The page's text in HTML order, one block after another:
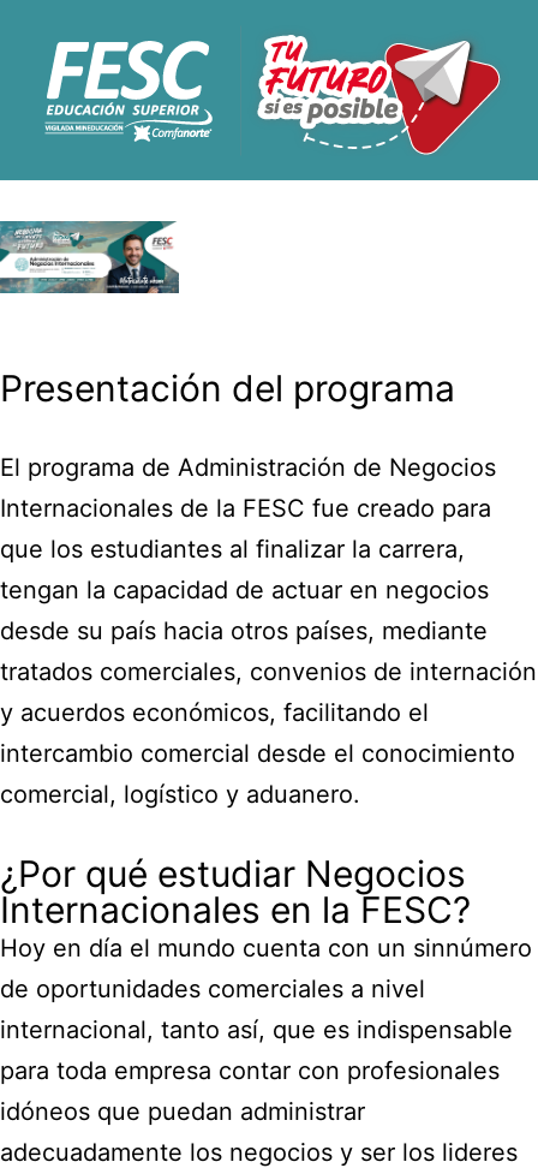
Presentación del programa
El programa de Administración de Negocios
Internacionales de la FESC fue creado para
que los estudiantes al finalizar la carrera,
tengan la capacidad de actuar en negocios
desde su país hacia otros países, mediante
tratados comerciales, convenios de internación
y acuerdos económicos, facilitando el
intercambio comercial desde el conocimiento
comercial, logístico y aduanero.
¿Por qué estudiar Negocios
Internacionales en la FESC?
Hoy en día el mundo cuenta con un sinnúmero
de oportunidades comerciales a nivel
internacional, tanto así, que es indispensable
para toda empresa contar con profesionales
idóneos que puedan administrar
adecuadamente los negocios y ser los lideres